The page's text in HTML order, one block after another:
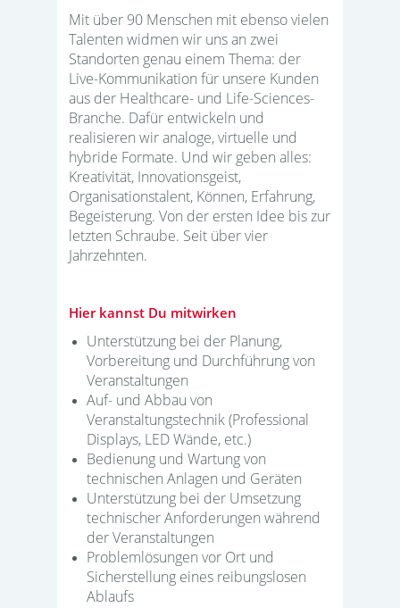
Mit über 90 Menschen mit ebenso vielen
Talenten widmen wir uns an zwei
Standorten genau einem Thema: der
Live-Kommunikation für unsere Kunden
aus der Healthcare- und Life-Sciences-
Branche. Dafür entwickeln und
realisieren wir analoge, virtuelle und
hybride Formate. Und wir geben alles:
Kreativität, Innovationsgeist,
Organisationstalent, Können, Erfahrung,
Begeisterung. Von der ersten Idee bis zur
letzten Schraube. Seit über vier
Jahrzehnten.
Hier kannst Du mitwirken
Unterstützung bei der Planung,
Vorbereitung und Durchführung von
Veranstaltungen
Auf- und Abbau von
Veranstaltungstechnik (Professional
Displays, LED Wände, etc.)
Bedienung und Wartung von
technischen Anlagen und Geräten
Unterstützung bei der Umsetzung
technischer Anforderungen während
der Veranstaltungen
Problemlösungen vor Ort und
Sicherstellung eines reibungslosen
Ablaufs